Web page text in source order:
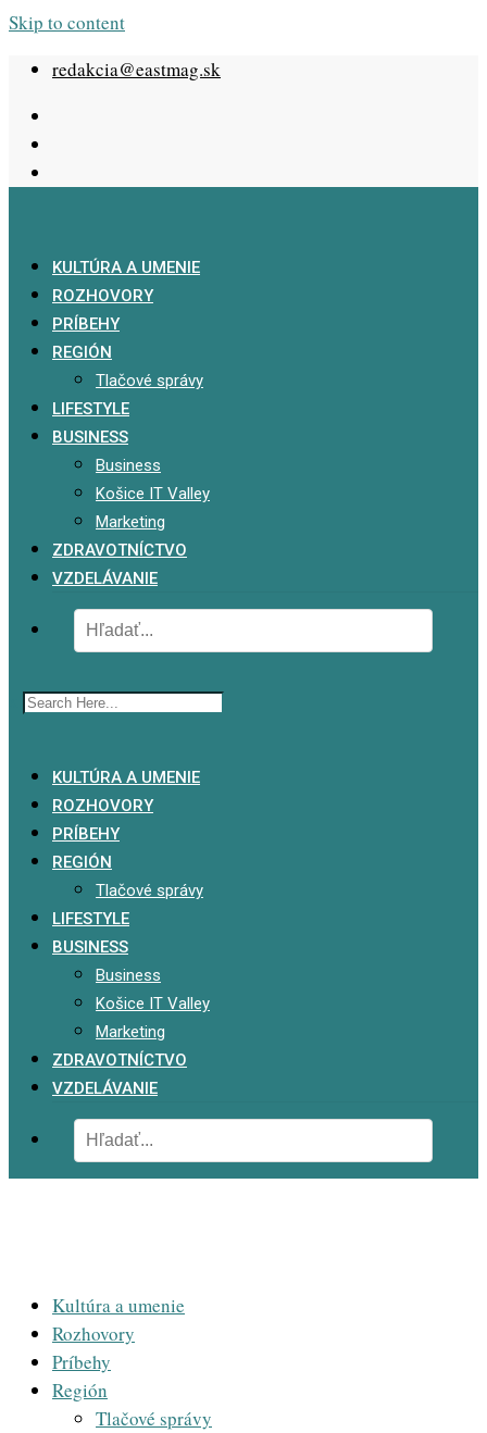
Skip to content
redakcia@eastmag.sk
KULTÚRA A UMENIE
ROZHOVORY
PRÍBEHY
REGIÓN
Tlačové správy
LIFESTYLE
BUSINESS
Business
Košice IT Valley
Marketing
ZDRAVOTNÍCTVO
VZDELÁVANIE
KULTÚRA A UMENIE
ROZHOVORY
PRÍBEHY
REGIÓN
Tlačové správy
LIFESTYLE
BUSINESS
Business
Košice IT Valley
Marketing
ZDRAVOTNÍCTVO
VZDELÁVANIE
Kultúra a umenie
Rozhovory
Príbehy
Región
Tlačové správy